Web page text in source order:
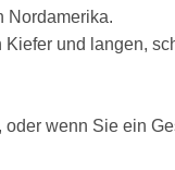
Nordamerika.
und langen,
wenn Sie ein